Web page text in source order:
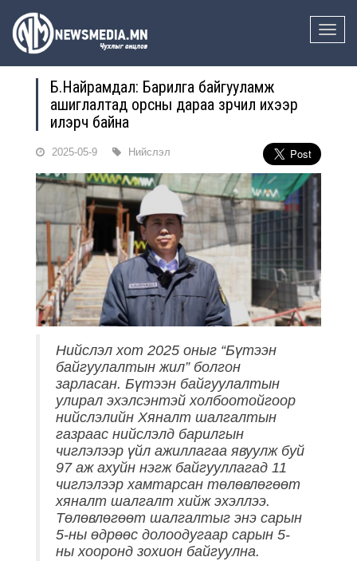
Toggle
Б.Найрамдал: Барилга байгууламж
ашиглалтад орсны дараа зөрчил ихээр
илэрч байна
2025-05-9 Нийслэл
Нийслэл хот 2025 оныг “Бүтээн
байгуулалтын жил” болгон
зарласан. Бүтээн байгуулалтын
улирал эхэлсэнтэй холбоотойгоор
нийслэлийн Хяналт шалгалтын
газраас нийслэлд барилгын
чиглэлээр үйл ажиллагаа явуулж буй
97 аж ахуйн нэгж байгууллагад 11
чиглэлээр хамтарсан төлөвлөгөөт
хяналт шалгалт хийж эхэллээ.
Төлөвлөгөөт шалгалтыг энэ сарын
5-ны өдрөөс долоодугаар сарын 5-
ны хооронд зохион байгуулна.